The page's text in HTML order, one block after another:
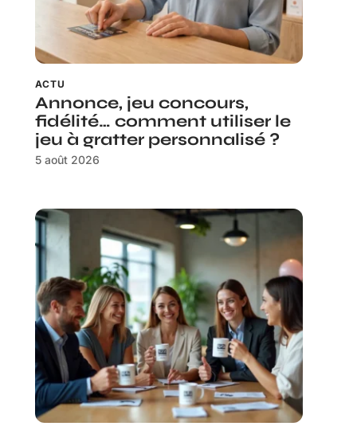
ACTU
Annonce, jeu concours,
fidélité… comment utiliser le
jeu à gratter personnalisé ?
5 août 2026